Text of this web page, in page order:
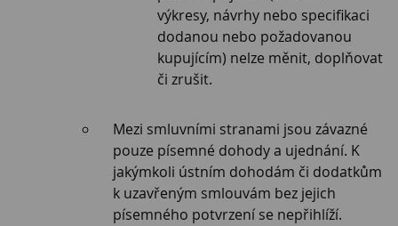
výkresy, návrhy nebo specifikaci
dodanou nebo požadovanou
kupujícím) nelze měnit, doplňovat
či zrušit.
Mezi smluvními stranami jsou závazné
pouze písemné dohody a ujednání. K
jakýmkoli ústním dohodám či dodatkům
k uzavřeným smlouvám bez jejich
písemného potvrzení se nepřihlíží.